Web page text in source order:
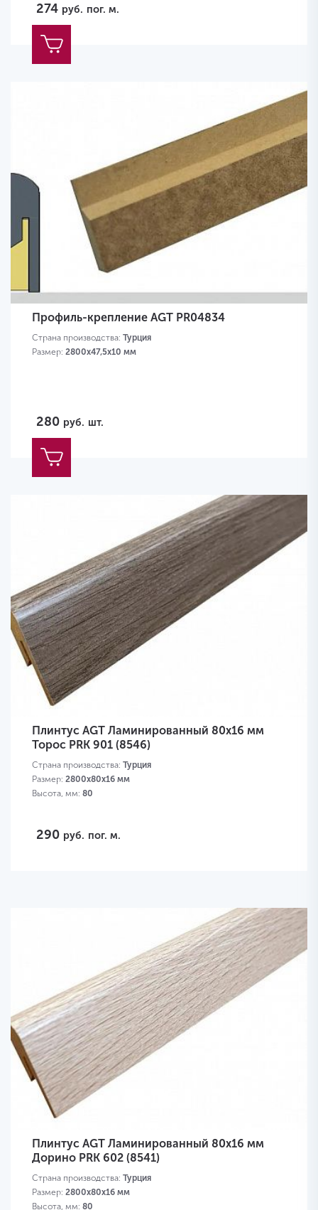
274 руб. пог. м.
Профиль-крепление AGT PR04834
Страна производства: Турция
Размер: 2800х47,5х10 мм
280 руб. шт.
Плинтус AGT Ламинированный 80х16 мм
Торос PRK 901 (8546)
Страна производства: Турция
Размер: 2800х80х16 мм
Высота, мм: 80
290 руб. пог. м.
Плинтус AGT Ламинированный 80х16 мм
Дорино PRK 602 (8541)
Страна производства: Турция
Размер: 2800х80х16 мм
Высота, мм: 80